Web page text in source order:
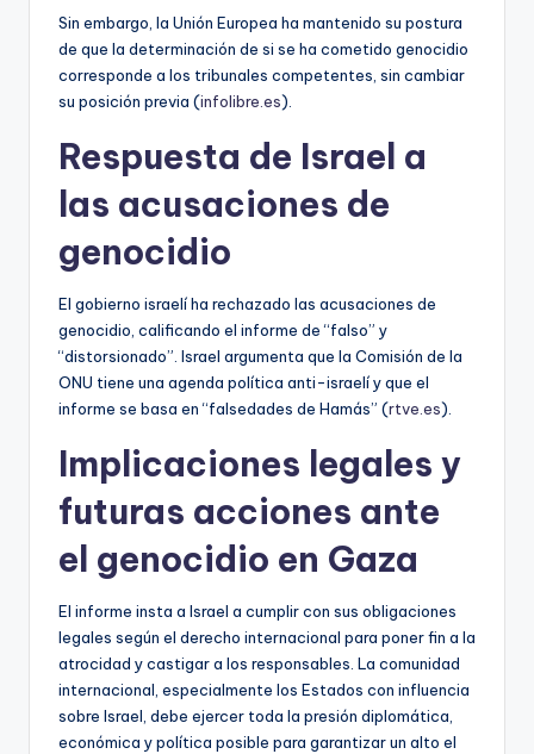
Sin embargo, la Unión Europea ha mantenido su postura
de que la determinación de si se ha cometido genocidio
corresponde a los tribunales competentes, sin cambiar
su posición previa (infolibre.es).
Respuesta de Israel a
las acusaciones de
genocidio
El gobierno israelí ha rechazado las acusaciones de
genocidio, calificando el informe de “falso” y
“distorsionado”. Israel argumenta que la Comisión de la
ONU tiene una agenda política anti-israelí y que el
informe se basa en “falsedades de Hamás” (rtve.es).
Implicaciones legales y
futuras acciones ante
el genocidio en Gaza
El informe insta a Israel a cumplir con sus obligaciones
legales según el derecho internacional para poner fin a la
atrocidad y castigar a los responsables. La comunidad
internacional, especialmente los Estados con influencia
sobre Israel, debe ejercer toda la presión diplomática,
económica y política posible para garantizar un alto el